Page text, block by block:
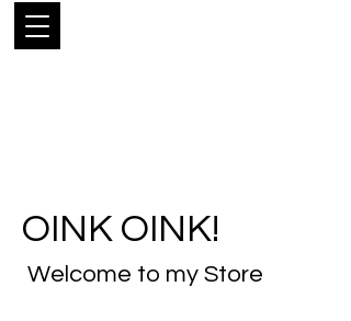
OINK OINK!
Welcome to my Store